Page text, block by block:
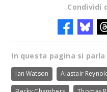
Condividi
In questa pagina si parla
Ian Watson Alastair